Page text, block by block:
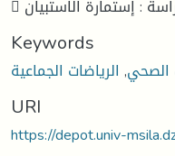
Keywords
الصحي, الرياضات الجماعية
URI
https://depot.univ-